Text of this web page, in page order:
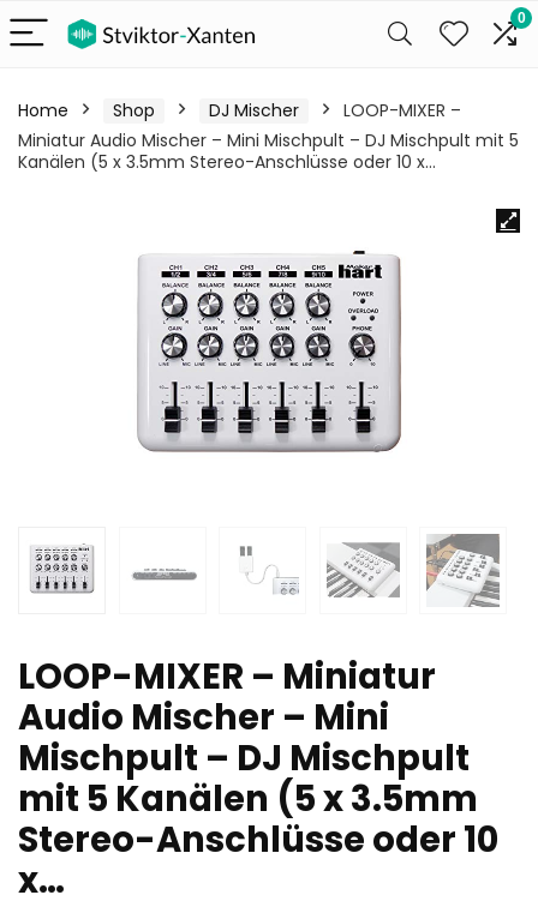
0
Home Shop DJ Mischer
LOOP-MIXER –
Miniatur Audio Mischer – Mini Mischpult – DJ Mischpult mit 5
Kanälen (5 x 3.5mm Stereo-Anschlüsse oder 10 x…
LOOP-MIXER – Miniatur
Audio Mischer – Mini
Mischpult – DJ Mischpult
mit 5 Kanälen (5 x 3.5mm
Stereo-Anschlüsse oder 10
x…